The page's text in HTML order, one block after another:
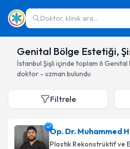
Doktor, klinik ara...
Genital Bölge Estetiği,
İstanbul Şişli içinde toplam 6 Genital
doktor - uzman bulundu
Filtrele
Op. Dr. Muhammed
Plastik Rekonstrüktif ve